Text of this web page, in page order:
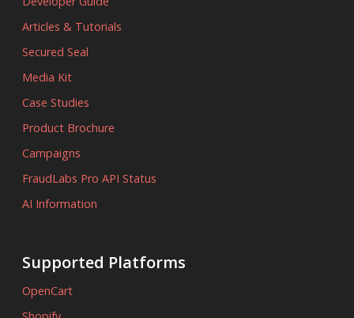
Articles & Tutorials
Secured Seal
Media Kit
Case Studies
Product Brochure
Campaigns
FraudLabs Pro API Status
AI Information
Supported Platforms
OpenCart